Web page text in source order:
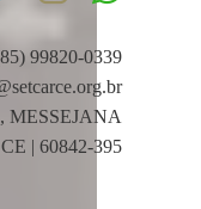
99820-0339
MESSEJANA
| 60842-395